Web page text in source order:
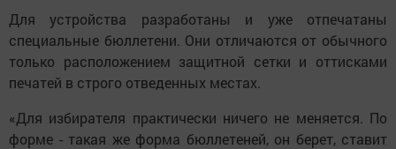
Для устройства разработаны и уже отпечатаны
специальные бюллетени. Они отличаются от обычного
только расположением защитной сетки и оттисками
печатей в строго отведенных местах.
«Для избирателя практически ничего не меняется. По
форме - такая же форма бюллетеней, он берет, ставит